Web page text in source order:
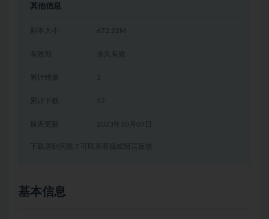
其他信息
剧本大小 672.22M
有效期 永久有效
累计销量 3
累计下载 17
2023年10月07日
下载遇到问题？可联系客服或留言反馈
基本信息